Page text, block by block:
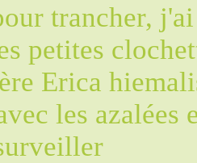
trancher, j'ai
petites
Erica
les azalées